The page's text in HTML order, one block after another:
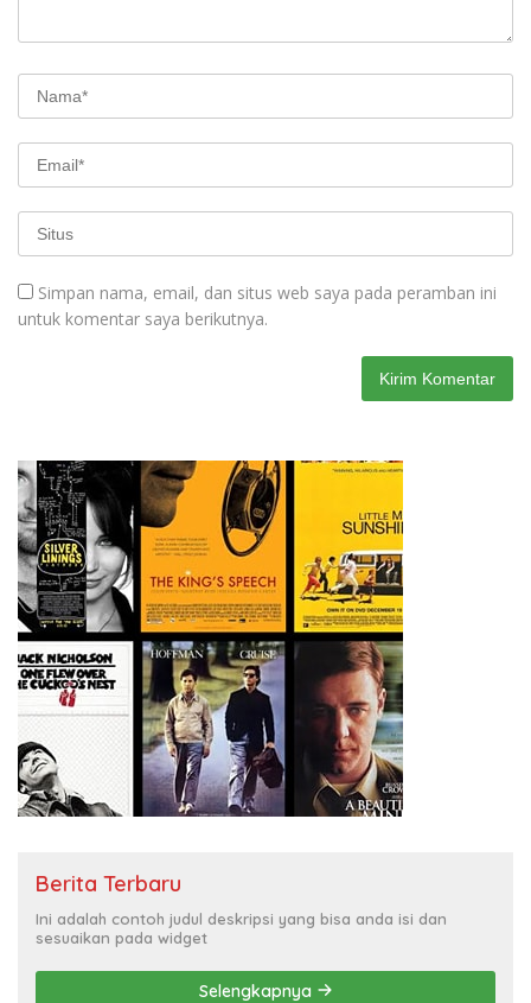
Simpan nama, email, dan situs web saya pada peramban ini
untuk komentar saya berikutnya.
Berita Terbaru
Ini adalah contoh judul deskripsi yang bisa anda isi dan
sesuaikan pada widget
Selengkapnya